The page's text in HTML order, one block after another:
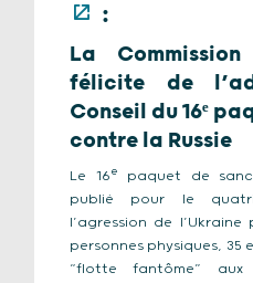
:
La
félicite de
Conseil du 16ᵉ
contre la Russie
Le 16e
paquet de
publié pour le
l’agression de
personnes physiques, 35
“flotte fantôme” aux